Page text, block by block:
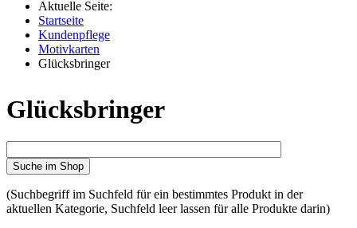
Aktuelle Seite:
Startseite
Kundenpflege
Motivkarten
Glücksbringer
Glücksbringer
Suche im Shop
(Suchbegriff im Suchfeld für ein bestimmtes Produkt in der
aktuellen Kategorie, Suchfeld leer lassen für alle Produkte darin)